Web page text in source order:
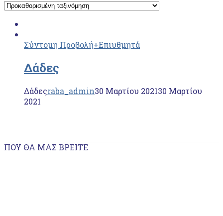
Σύντομη Προβολή+Επιυθμητά
Δάδες
Δάδεςraba_admin30 Μαρτίου 202130 Μαρτίου
2021
ΠΟΥ ΘΑ ΜΑΣ ΒΡΕΊΤΕ